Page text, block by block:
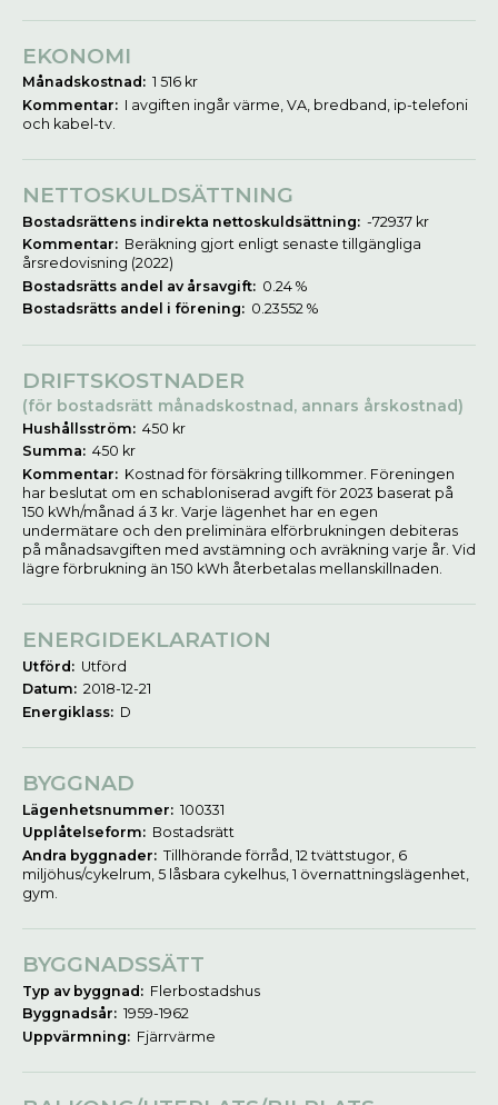
EKONOMI
Månadskostnad: 1 516 kr
Kommentar: I avgiften ingår värme, VA, bredband, ip-telefoni
och kabel-tv.
NETTOSKULDSÄTTNING
Bostadsrättens indirekta nettoskuldsättning: -72937 kr
Kommentar: Beräkning gjort enligt senaste tillgängliga
årsredovisning (2022)
Bostadsrätts andel av årsavgift: 0.24 %
Bostadsrätts andel i förening: 0.23552 %
DRIFTSKOSTNADER
(för bostadsrätt månadskostnad, annars årskostnad)
Hushållsström: 450 kr
Summa: 450 kr
Kommentar: Kostnad för försäkring tillkommer. Föreningen
har beslutat om en schabloniserad avgift för 2023 baserat på
150 kWh/månad á 3 kr. Varje lägenhet har en egen
undermätare och den preliminära elförbrukningen debiteras
på månadsavgiften med avstämning och avräkning varje år. Vid
lägre förbrukning än 150 kWh återbetalas mellanskillnaden.
ENERGIDEKLARATION
Utförd: Utförd
Datum: 2018-12-21
Energiklass: D
BYGGNAD
Lägenhetsnummer: 100331
Upplåtelseform: Bostadsrätt
Andra byggnader: Tillhörande förråd, 12 tvättstugor, 6
miljöhus/cykelrum, 5 låsbara cykelhus, 1 övernattningslägenhet,
gym.
BYGGNADSSÄTT
Typ av byggnad: Flerbostadshus
Byggnadsår: 1959-1962
Uppvärmning: Fjärrvärme